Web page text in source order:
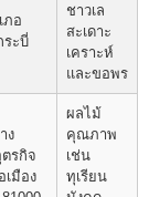
ภอ
ระบี่
ชาวเล
สะเดาะ
เคราะห์
และขอพร
ง
รกิจ
เมือง
ผลไม้
คุณภาพ
เช่น
ทุเรียน